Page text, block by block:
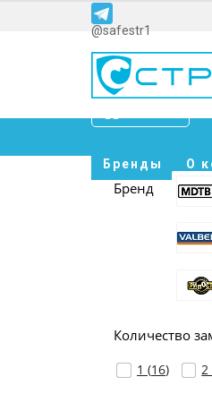
@safestr1
Бренды О
Бренд
Количество
1 (16) 2